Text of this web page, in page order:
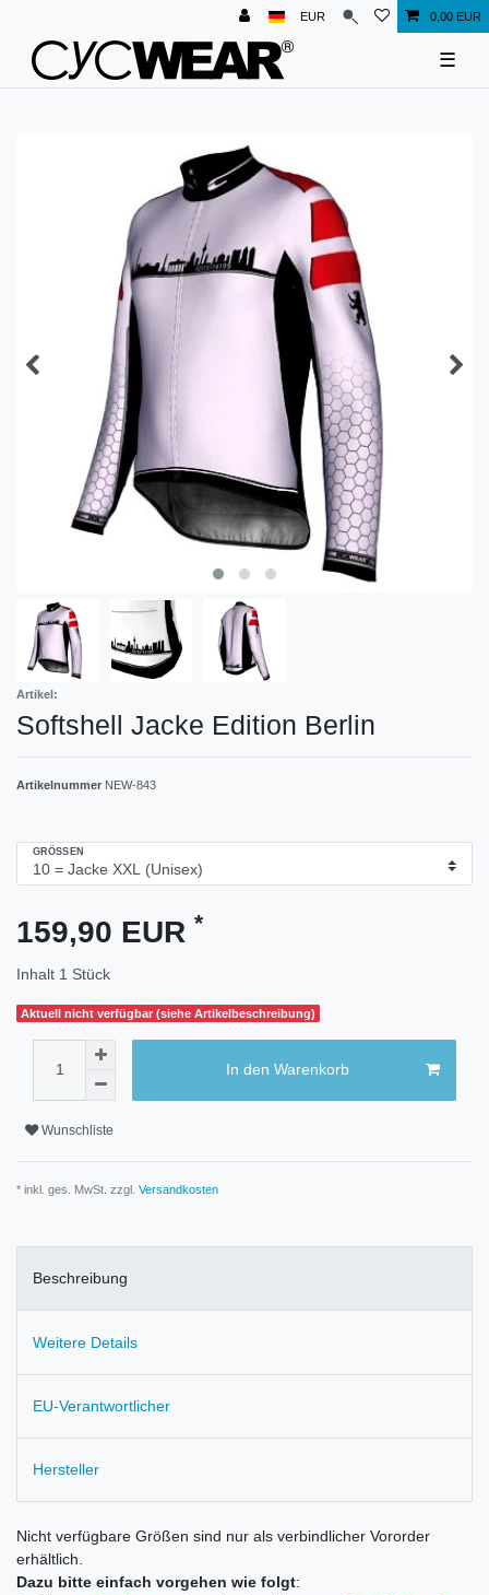
EUR 0,00 EUR
☰
Artikel:
Softshell Jacke Edition Berlin
Artikelnummer NEW-843
GRÖSSEN
159,90 EUR *
Inhalt 1 Stück
Aktuell nicht verfügbar (siehe Artikelbeschreibung)
In den Warenkorb
Wunschliste
* inkl. ges. MwSt. zzgl. Versandkosten
Beschreibung
Weitere Details
EU-Verantwortlicher
Hersteller
Nicht verfügbare Größen sind nur als verbindlicher Vororder
erhältlich.
Dazu bitte einfach vorgehen wie folgt: